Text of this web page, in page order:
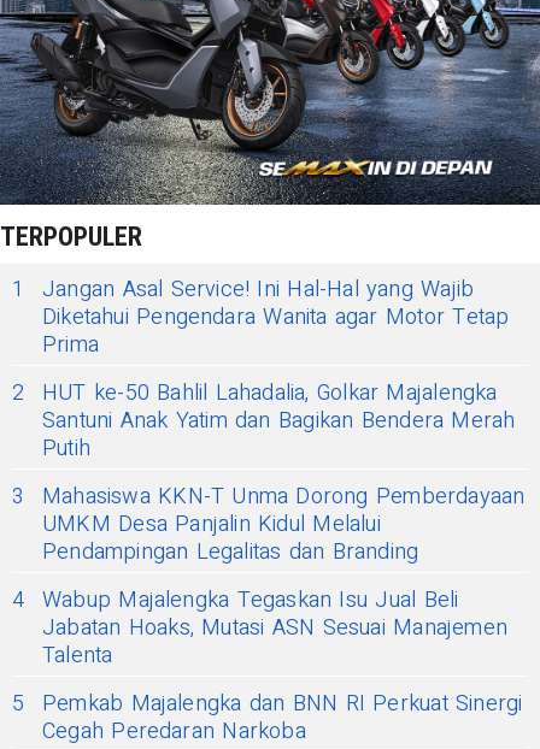
TERPOPULER
1
Jangan Asal Service! Ini Hal-Hal yang Wajib
Diketahui Pengendara Wanita agar Motor Tetap
Prima
2
HUT ke-50 Bahlil Lahadalia, Golkar Majalengka
Santuni Anak Yatim dan Bagikan Bendera Merah
Putih
3
Mahasiswa KKN-T Unma Dorong Pemberdayaan
UMKM Desa Panjalin Kidul Melalui
Pendampingan Legalitas dan Branding
4 Wabup Majalengka Tegaskan Isu Jual Beli
Jabatan Hoaks, Mutasi ASN Sesuai Manajemen
Talenta
5
Pemkab Majalengka dan BNN RI Perkuat Sinergi
Cegah Peredaran Narkoba